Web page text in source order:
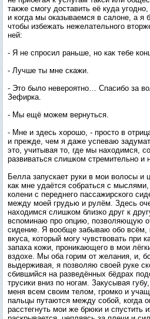
также смогу доставить её куда
и когда мы оказываемся в салоне, а я
чтобы избежать нежелательного
ней:
- Я не спросил раньше, но как тебе
- Лучше ты мне скажи.
- Это было невероятно… Спасибо за
Зефирка.
- Мы ещё можем вернуться.
- Мне и здесь хорошо, - просто в
и прежде, чем я даже успеваю
это, учитывая то, где мы находимся,
развиваться слишком стремительно и
Белла запускает руки в мои волосы и
как мне удаётся собраться с
колени с переднего пассажирского
между моей грудью и рулём. Здесь
находимся слишком близко друг к
вспоминаю про опцию, позволяющую
сидение. Я вообще забываю обо
вкуса, который могу чувствовать при
запаха кожи, проникающего в мои
вздохе. Мы оба горим от желания, и,
выдерживая, я позволяю своей руке
сбившийся на разведённых бёдрах
трусики вниз по ногам. Закусывая
меня всем своим телом, громко и
пальцы путаются между собой, когда
расстегнуть мои же брюки и спустить